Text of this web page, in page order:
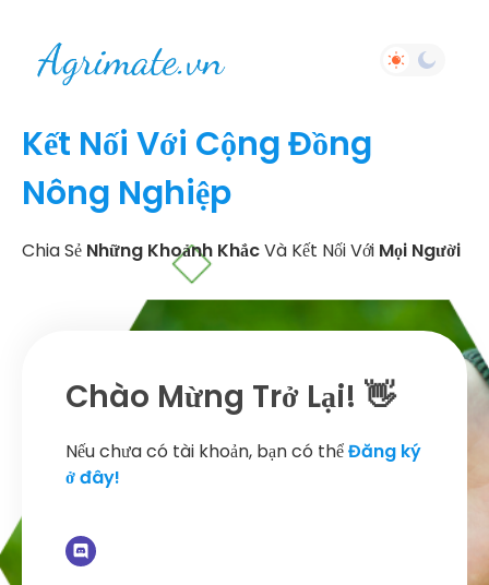
Kết Nối Với Cộng Đồng
Nông Nghiệp
Chia Sẻ Những Khoảnh KhắcVà Kết Nối Với Mọi Người
Chào Mừng Trở Lại! 👋
Nếu chưa có tài khoản, bạn có thểĐăng ký
ở đây!